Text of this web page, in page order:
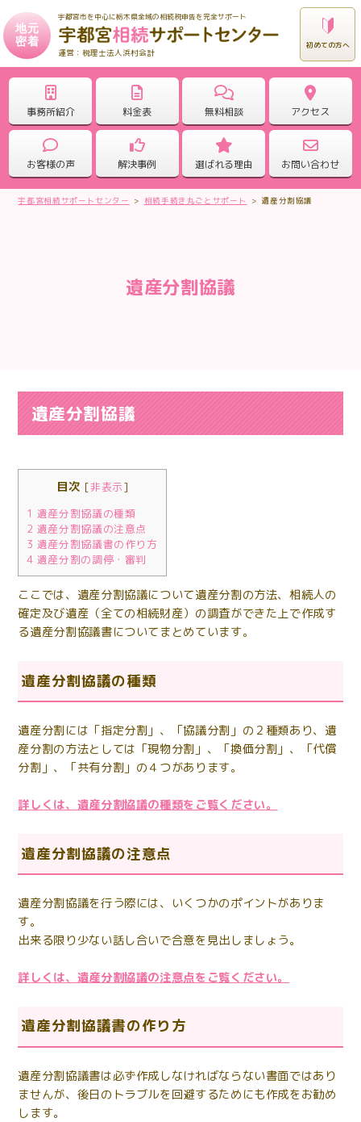
宇都宮市を中心に栃木県全域の相続税申告を完全サポート
地元
密着
税理士法人浜村会計
初めての方へ
事務所紹介 料金表 無料相談 アクセス
お客様の声 解決事例 選ばれる理由 お問い合わせ
宇都宮相続サポートセンター > 相続手続き丸ごとサポート > 遺産分割協議
遺産分割協議
遺産分割協議
目次 [非表示]
1 遺産分割協議の種類
2 遺産分割協議の注意点
3 遺産分割協議書の作り方
4 遺産分割の調停・審判
ここでは、遺産分割協議について遺産分割の方法、相続人の
確定及び遺産（全ての相続財産）の調査ができた上で作成す
る遺産分割協議書についてまとめています。
遺産分割協議の種類
遺産分割には「指定分割」、「協議分割」の２種類あり、遺
産分割の方法としては「現物分割」、「換価分割」、「代償
分割」、「共有分割」の４つがあります。
詳しくは、遺産分割協議の種類をご覧ください。
遺産分割協議の注意点
遺産分割協議を行う際には、いくつかのポイントがありま
す。
出来る限り少ない話し合いで合意を見出しましょう。
詳しくは、遺産分割協議の注意点をご覧ください。
遺産分割協議書の作り方
遺産分割協議書は必ず作成しなければならない書面ではあり
ませんが、後日のトラブルを回避するためにも作成をお勧め
します。